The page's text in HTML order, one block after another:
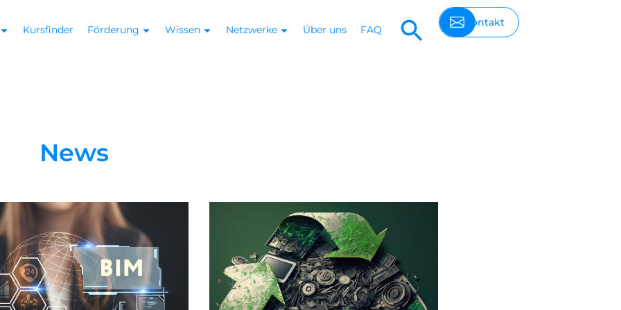
Kursfinder Förderung Wissen Netzwerke Über uns FAQ
Kontakt
News
Seite SeiteSeite SeiteSeite